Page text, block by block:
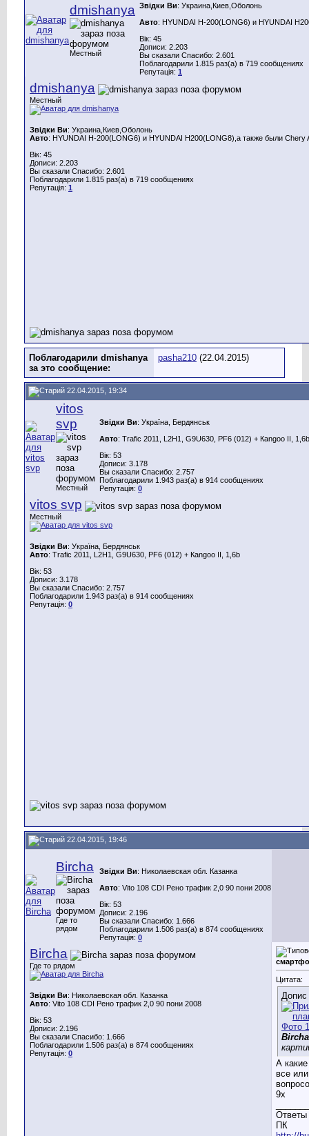
dmishanya
Местный
Звідки Ви: Украина,Киев,Оболонь
Авто: HYUNDAI H-200(LONG6) и HYUNDAI
Вік: 45
Дописи: 2.203
Вы сказали Спасибо: 2.601
Поблагодарили 1.815 раз(а) в 719 сообщениях
Репутація: 1
dmishanya
Местный
Звідки Ви: Украина,Киев,Оболонь
Авто: HYUNDAI H-200(LONG6) и HYUNDAI H200(LONG8),а также были Chery
Вік: 45
Дописи: 2.203
Вы сказали Спасибо: 2.601
Поблагодарили 1.815 раз(а) в 719 сообщениях
Репутація: 1
Поблагодарили dmishanya
за это сообщение:
pasha210 (22.04.2015)
22.04.2015, 19:34
vitos
svp
Местный
Звідки Ви: Україна, Бердянськ
Авто: Trafic 2011, L2H1, G9U630, PF6 (012) + Каngoo II, 1,6b
Вік: 53
Дописи: 3.178
Вы сказали Спасибо: 2.757
Поблагодарили 1.943 раз(а) в 914 сообщениях
Репутація: 0
vitos svp
Местный
Звідки Ви: Україна, Бердянськ
Авто: Trafic 2011, L2H1, G9U630, PF6 (012) + Каngoo II, 1,6b
Вік: 53
Дописи: 3.178
Вы сказали Спасибо: 2.757
Поблагодарили 1.943 раз(а) в 914 сообщениях
Репутація: 0
22.04.2015, 19:46
Bircha
Где то
рядом
Звідки Ви: Николаевская обл. Казанка
Авто: Vito 108 CDI Рено трафик 2,0 90 пони 2008
Вік: 53
Дописи: 2.196
Вы сказали Спасибо: 1.666
Поблагодарили 1.506 раз(а) в 874 сообщениях
Репутація: 0
Bircha
Где то рядом
Звідки Ви: Николаевская обл. Казанка
Авто: Vito 108 CDI Рено трафик 2,0 90 пони 2008
Вік: 53
Дописи: 2.196
Вы сказали Спасибо: 1.666
Поблагодарили 1.506 раз(а) в 874 сообщениях
Репутація: 0
Цитата:
Bircha
А
все
9х
Ответы
ПК